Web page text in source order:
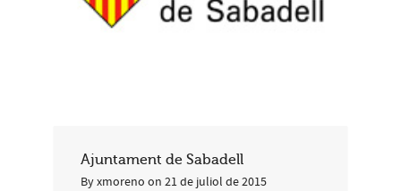
Ajuntament de Sabadell
Byxmoreno on 21 de juliol de 2015